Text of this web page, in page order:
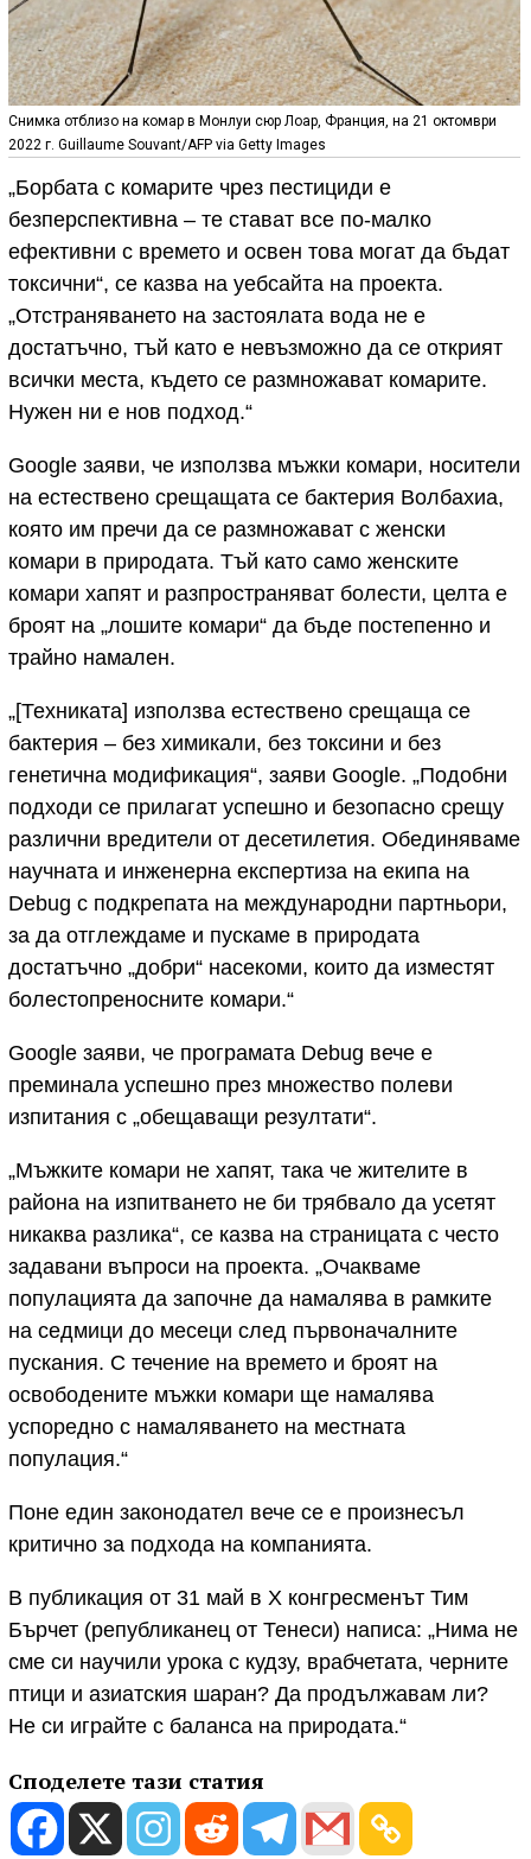
Снимка отблизо на комар в Монлуи сюр Лоар, Франция, на 21 октомври
2022 г. Guillaume Souvant/AFP via Getty Images
„Борбата с комарите чрез пестициди е
безперспективна – те стават все по-малко
ефективни с времето и освен това могат да бъдат
токсични“, се казва на уебсайта на проекта.
„Отстраняването на застоялата вода не е
достатъчно, тъй като е невъзможно да се открият
всички места, където се размножават комарите.
Нужен ни е нов подход.“
Google заяви, че използва мъжки комари, носители
на естествено срещащата се бактерия Волбахиа,
която им пречи да се размножават с женски
комари в природата. Тъй като само женските
комари хапят и разпространяват болести, целта е
броят на „лошите комари“ да бъде постепенно и
трайно намален.
„[Техниката] използва естествено срещаща се
бактерия – без химикали, без токсини и без
генетична модификация“, заяви Google. „Подобни
подходи се прилагат успешно и безопасно срещу
различни вредители от десетилетия. Обединяваме
научната и инженерна експертиза на екипа на
Debug с подкрепата на международни партньори,
за да отглеждаме и пускаме в природата
достатъчно „добри“ насекоми, които да изместят
болестопреносните комари.“
Google заяви, че програмата Debug вече е
преминала успешно през множество полеви
изпитания с „обещаващи резултати“.
„Мъжките комари не хапят, така че жителите в
района на изпитването не би трябвало да усетят
никаква разлика“, се казва на страницата с често
задавани въпроси на проекта. „Очакваме
популацията да започне да намалява в рамките
на седмици до месеци след първоначалните
пускания. С течение на времето и броят на
освободените мъжки комари ще намалява
успоредно с намаляването на местната
популация.“
Поне един законодател вече се е произнесъл
критично за подхода на компанията.
В публикация от 31 май в X конгресменът Тим
Бърчет (републиканец от Тенеси) написа: „Нима не
сме си научили урока с кудзу, врабчетата, черните
птици и азиатския шаран? Да продължавам ли?
Не си играйте с баланса на природата.“
Споделете тази статия